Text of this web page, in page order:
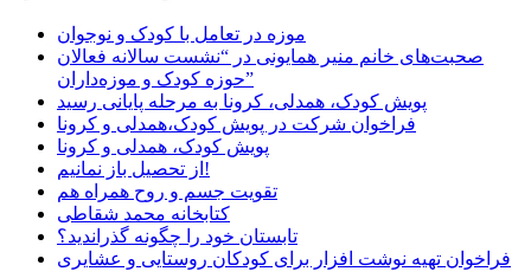
موزه در تعامل با کودک و نوجوان
صحبت‌های خانم منیر همایونی در “نشست سالانه فعالان
حوزه کودک و موزه‌داران”
پویش کودک، همدلی، کرونا به مرحله پایانی رسید
فراخوان شرکت در پویش کودک،همدلی و کرونا
پویش کودک، همدلی و کرونا
از تحصیل باز نمانیم!
تقویت جسم و روح همراه هم
کتابخانه محمد شقاطی
تابستان خود را چگونه گذراندید؟
فراخوان تهیه نوشت افزار برای کودکان روستایی و عشایری